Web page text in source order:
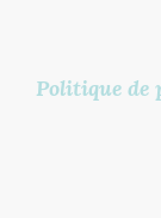
Politique de